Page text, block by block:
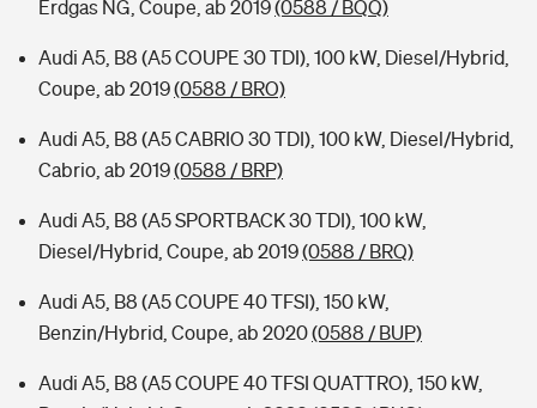
Erdgas NG, Coupe, ab 2019(0588 / BQQ)
Audi A5, B8 (A5 COUPE 30 TDI), 100 kW, Diesel/Hybrid,
Coupe, ab 2019(0588 / BRO)
Audi A5, B8 (A5 CABRIO 30 TDI), 100 kW, Diesel/Hybrid,
Cabrio, ab 2019(0588 / BRP)
Audi A5, B8 (A5 SPORTBACK 30 TDI), 100 kW,
Diesel/Hybrid, Coupe, ab 2019(0588 / BRQ)
Audi A5, B8 (A5 COUPE 40 TFSI), 150 kW,
Benzin/Hybrid, Coupe, ab 2020(0588 / BUP)
Audi A5, B8 (A5 COUPE 40 TFSI QUATTRO), 150 kW,